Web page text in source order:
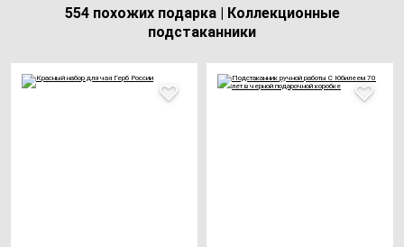
554 похожих подарка | Коллекционные
подстаканники